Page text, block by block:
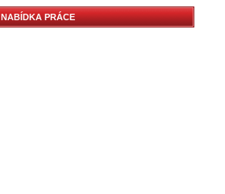
NABÍDKA PRÁCE